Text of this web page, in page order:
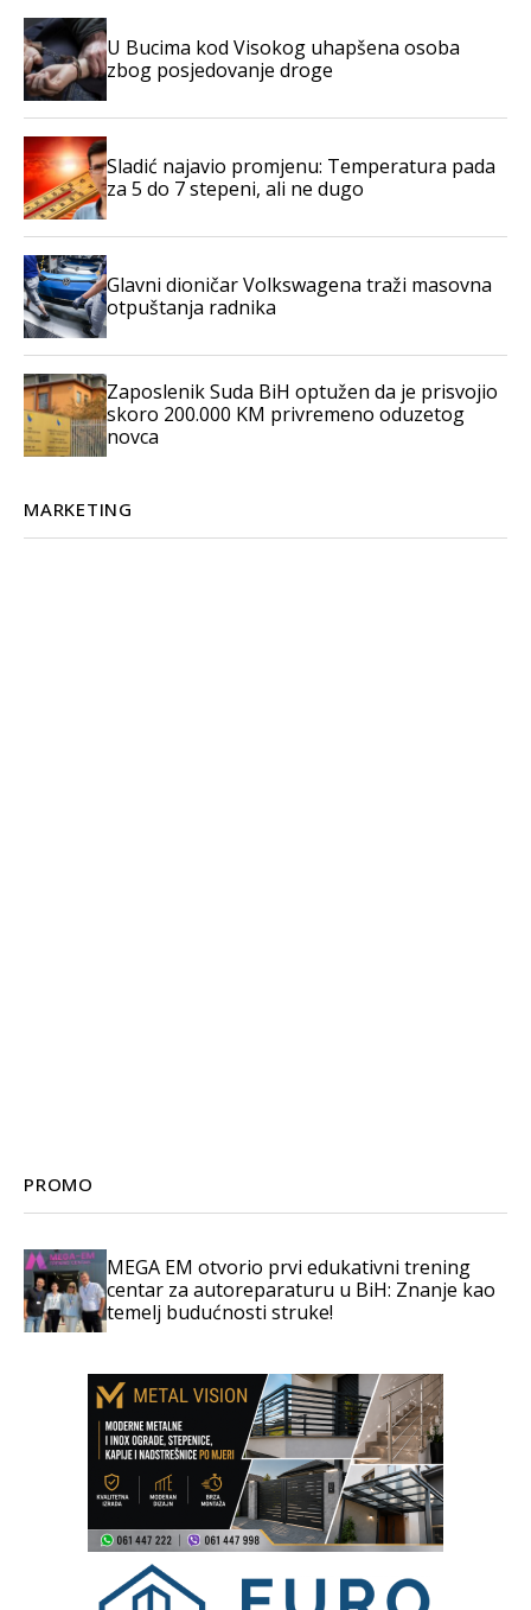
U Bucima kod Visokog uhapšena osoba
zbog posjedovanje droge
Sladić najavio promjenu: Temperatura pada
za 5 do 7 stepeni, ali ne dugo
Glavni dioničar Volkswagena traži masovna
otpuštanja radnika
Zaposlenik Suda BiH optužen da je prisvojio
skoro 200.000 KM privremeno oduzetog
novca
MARKETING
PROMO
MEGA EM otvorio prvi edukativni trening
centar za autoreparaturu u BiH: Znanje kao
temelj budućnosti struke!